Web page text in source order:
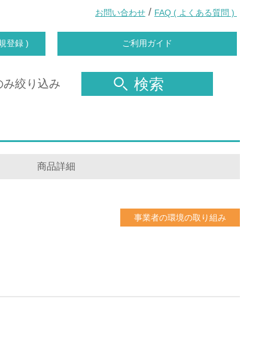
お問い合わせ / FAQ ( よくある質問 )
登録 ) ご利用ガイド
み絞り込み 検索
商品詳細
事業者の環境の取り組み